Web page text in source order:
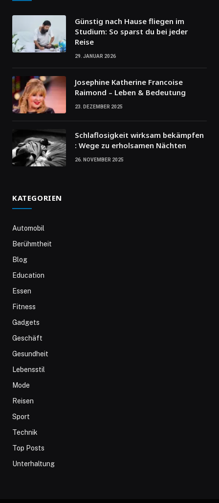
Günstig nach Hause fliegen im
Studium: So sparst du bei jeder
Reise
29. JANUAR 2026
Josephine Katherine Francoise
Raimond – Leben & Bedeutung
23. DEZEMBER 2025
Schlaflosigkeit wirksam bekämpfen
: Wege zu erholsamen Nächten
26. NOVEMBER 2025
KATEGORIEN
Automobil
Berühmtheit
Blog
Education
Essen
Fitness
Gadgets
Geschäft
Gesundheit
Lebensstil
Mode
Reisen
Sport
Technik
Top Posts
Unterhaltung